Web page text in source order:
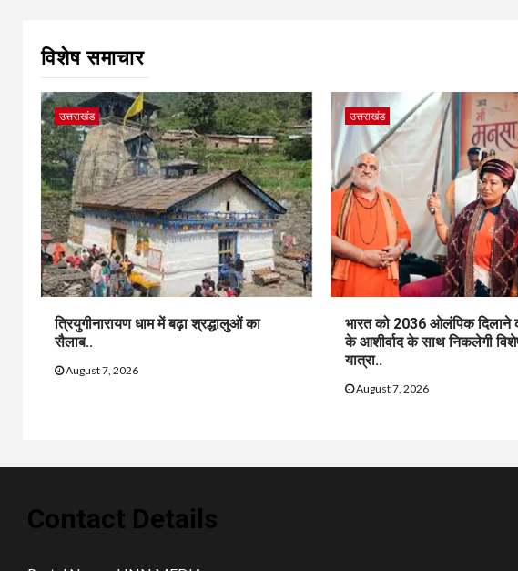
विशेष समाचार
उत्तराखंड
त्रियुगीनारायण धाम में बढ़ा श्रद्धालुओं का
सैलाब..
August 7, 2026
उत्तराखंड
भारत को 2036 ओलंपिक दिलाने
के आशीर्वाद के साथ निकलेगी
यात्रा..
August 7, 2026
Contact Details